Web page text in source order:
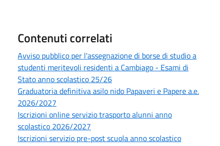
Contenuti correlati
Avviso pubblico per l'assegnazione di borse di studio a
studenti meritevoli residenti a Cambiago - Esami di
Stato anno scolastico 25/26
Graduatoria definitiva asilo nido Papaveri e Papere a.e.
2026/2027
Iscrizioni online servizio trasporto alunni anno
scolastico 2026/2027
Iscrizioni servizio pre-post scuola anno scolastico